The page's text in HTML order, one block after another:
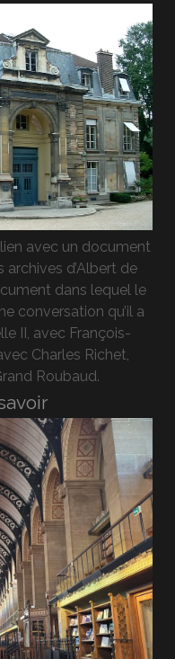
avec un document
d’Albert de
dans lequel le
conversation qu’il a
II, avec François-
Charles Richet,
Roubaud.